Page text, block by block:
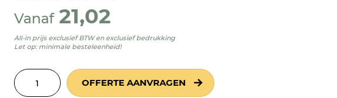
Vanaf 21,02
All-in prijs exclusief BTW en exclusief bedrukking
Let op: minimale besteleenheid!
OFFERTE AANVRAGEN